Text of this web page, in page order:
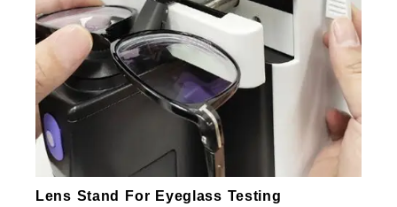
Lens Stand For Eyeglass Testing